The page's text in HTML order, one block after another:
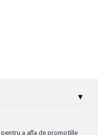
pentru a afla de promotiile